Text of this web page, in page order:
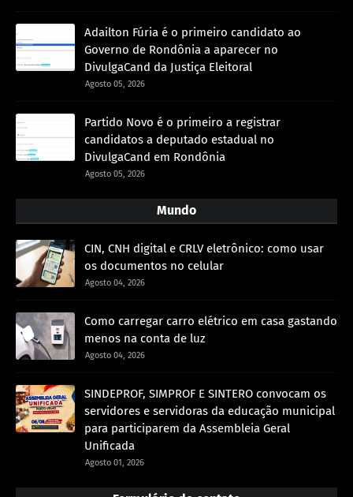
Adailton Fúria é o primeiro candidato ao
Governo de Rondônia a aparecer no
DivulgaCand da Justiça Eleitoral
Agosto 05, 2026
Partido Novo é o primeiro a registrar
candidatos a deputado estadual no
DivulgaCand em Rondônia
Agosto 05, 2026
Mundo
CIN, CNH digital e CRLV eletrônico: como usar
os documentos no celular
Agosto 04, 2026
Como carregar carro elétrico em casa gastando
menos na conta de luz
Agosto 04, 2026
SINDEPROF, SIMPROF E SINTERO convocam os
servidores e servidoras da educação municipal
para participarem da Assembleia Geral
Unificada
Agosto 01, 2026